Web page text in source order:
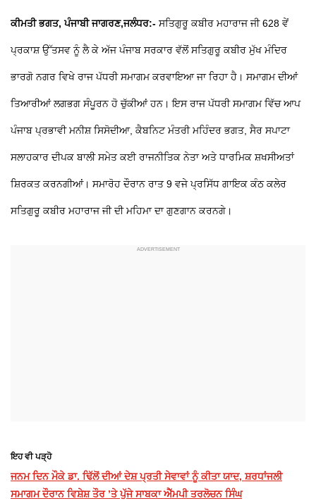
ਕੀਮਤੀ ਭਗਤ, ਪੰਜਾਬੀ ਜਾਗਰਣ,ਜਲੰਧਰ:- ਸਤਿਗੁਰੂ ਕਬੀਰ ਮਹਾਰਾਜ ਜੀ 628 ਵੇਂ
ਪ੍ਰਕਾਸ਼ ਉੱਤਸਵ ਨੂੰ ਲੈ ਕੇ ਅੱਜ ਪੰਜਾਬ ਸਰਕਾਰ ਵੱਲੋਂ ਸਤਿਗੁਰੂ ਕਬੀਰ ਮੁੱਖ ਮੰਦਿਰ
ਭਾਰਗੋ ਨਗਰ ਵਿਖੇ ਰਾਜ ਪੱਧਰੀ ਸਮਾਗਮ ਕਰਵਾਇਆ ਜਾ ਰਿਹਾ ਹੈ। ਸਮਾਗਮ ਦੀਆਂ
ਤਿਆਰੀਆਂ ਲਗਭਗ ਸੰਪੂਰਨ ਹੋ ਚੁੱਕੀਆਂ ਹਨ। ਇਸ ਰਾਜ ਪੱਧਰੀ ਸਮਾਗਮ ਵਿੱਚ ਆਪ
ਪੰਜਾਬ ਪ੍ਰਭਾਵੀ ਮਨੀਸ਼ ਸਿਸੋਦੀਆ, ਕੈਬਨਿਟ ਮੰਤਰੀ ਮਹਿੰਦਰ ਭਗਤ, ਸੈਰ ਸਪਾਟਾ
ਸਲਾਹਕਾਰ ਦੀਪਕ ਬਾਲੀ ਸਮੇਤ ਕਈ ਰਾਜਨੀਤਿਕ ਨੇਤਾ ਅਤੇ ਧਾਰਮਿਕ ਸ਼ਖਸੀਅਤਾਂ
ਸ਼ਿਰਕਤ ਕਰਨਗੀਆਂ। ਸਮਾਰੋਹ ਦੌਰਾਨ ਰਾਤ 9 ਵਜੇ ਪ੍ਰਸਿੱਧ ਗਾਇਕ ਕੰਠ ਕਲੇਰ
ਸਤਿਗੁਰੂ ਕਬੀਰ ਮਹਾਰਾਜ ਜੀ ਦੀ ਮਹਿਮਾ ਦਾ ਗੁਣਗਾਨ ਕਰਨਗੇ।
ਇਹ ਵੀ ਪੜ੍ਹੋ
ਜਨਮ ਦਿਨ ਮੌਕੇ ਡਾ. ਢਿੱਲੋਂ ਦੀਆਂ ਦੇਸ਼ ਪ੍ਰਤੀ ਸੇਵਾਵਾਂ ਨੂੰ ਕੀਤਾ ਯਾਦ, ਸ਼ਰਧਾਂਜਲੀ
ਸਮਾਗਮ ਦੌਰਾਨ ਵਿਸ਼ੇਸ਼ ਤੌਰ ’ਤੇ ਪੁੱਜੇ ਸਾਬਕਾ ਐੱਮਪੀ ਤਰਲੋਚਨ ਸਿੰਘ